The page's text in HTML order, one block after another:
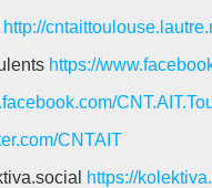
http://
https://
CNTAIT
https://